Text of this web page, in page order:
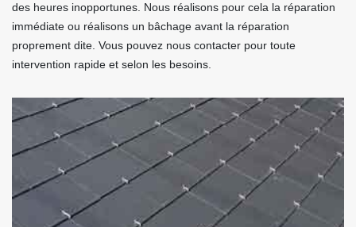
des heures inopportunes. Nous réalisons pour cela la réparation
immédiate ou réalisons un bâchage avant la réparation
proprement dite. Vous pouvez nous contacter pour toute
intervention rapide et selon les besoins.